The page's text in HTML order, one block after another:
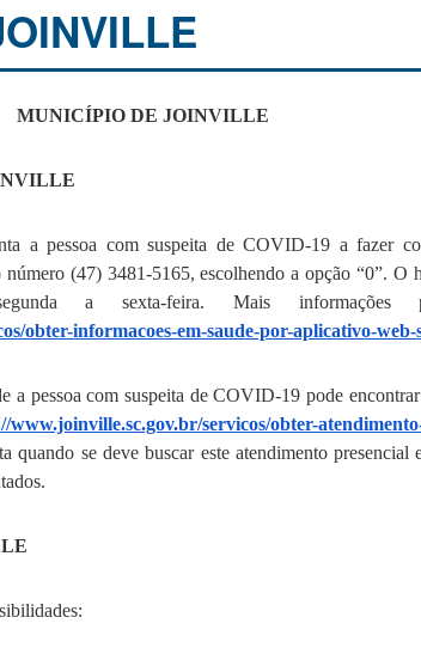
MUNICÍPIO DE JOINVILLE
a pessoa com suspeita de COVID-19 a fazer
(47) 3481-5165, escolhendo a opção “0”. O h
a sexta-feira. Mais informações
obter-informacoes-em-saude-por-aplicativo-web-
a pessoa com suspeita de COVID-19 pode
www.joinville.sc.gov.br/servicos/obter-
quando se deve buscar este atendimento presencial